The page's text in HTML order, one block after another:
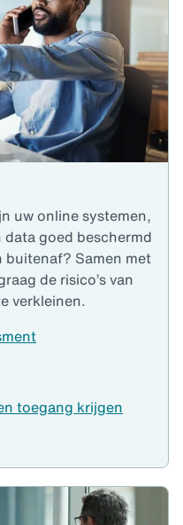
uw online systemen,
data goed beschermd
buitenaf? Samen met
de risico’s van
verkleinen.
toegang krijgen